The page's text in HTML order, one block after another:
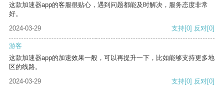
这款加速器app的客服很贴心，遇到问题都能及时解决，服务态度非常
好。
2024-03-29
支持[0] 反对[0]
游客
这款加速器app的加速效果一般，可以再提升一下，比如能够支持更多地
区的线路。
2024-03-29
支持[0] 反对[0]